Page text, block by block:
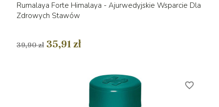
Rumalaya Forte Himalaya - Ajurwedyjskie Wsparcie Dla
Zdrowych Stawów
39,90 zł 35,91 zł
favorite_border